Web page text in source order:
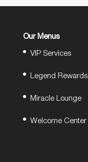
Our Menus
VIP Services
Legend Rewards
Miracle Lounge
Welcome Center